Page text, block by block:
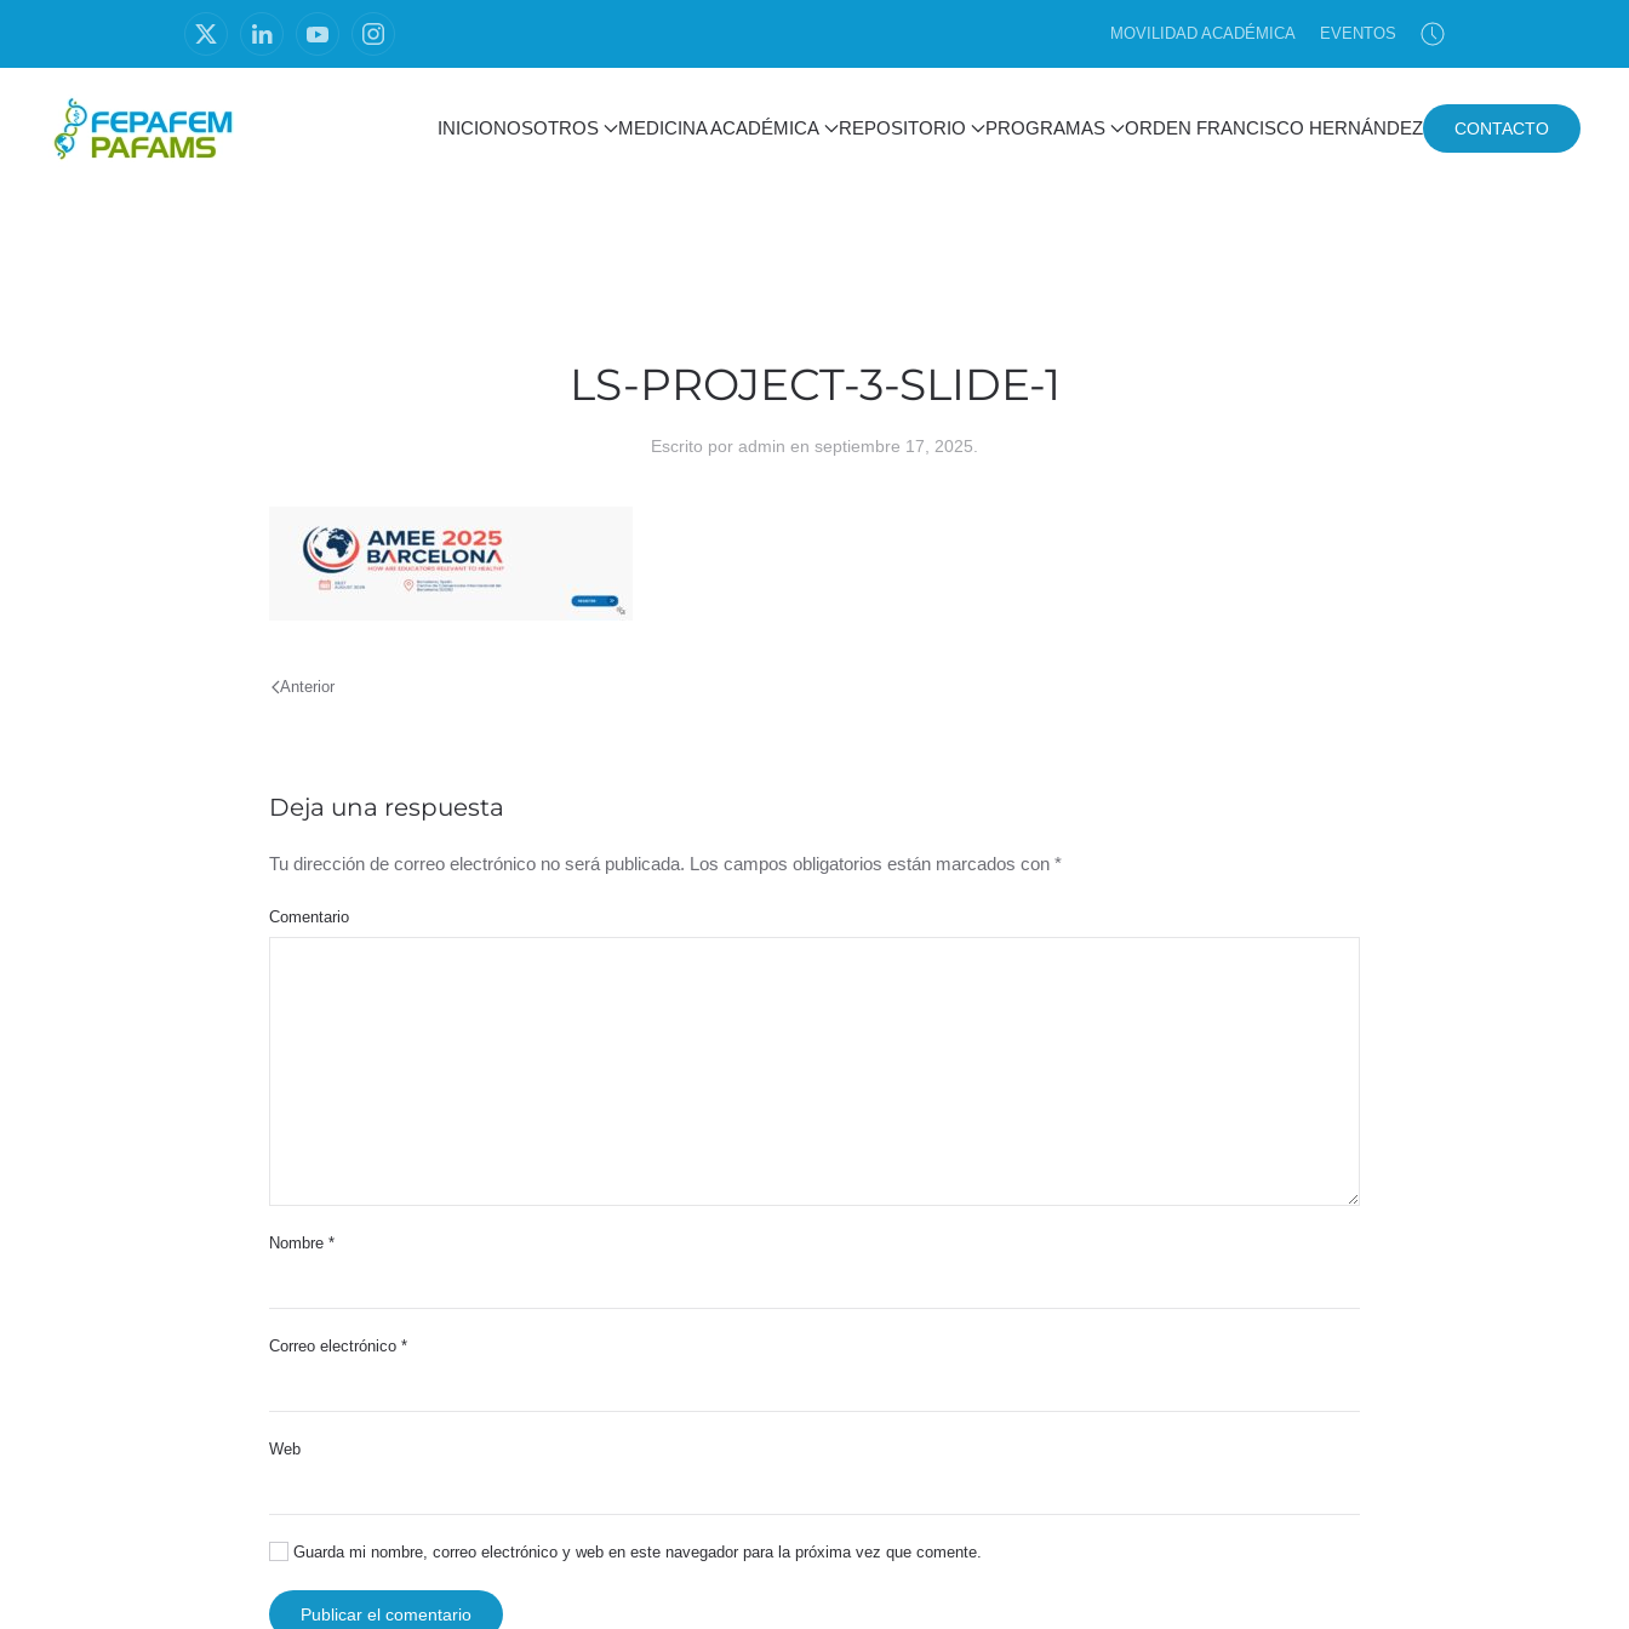
MOVILIDAD ACADÉMICA EVENTOS
INICIONOSOTROS MEDICINA ACADÉMICA REPOSITORIO PROGRAMAS ORDEN FRANCISCO HERNÁNDEZ CONTACTO
LS-PROJECT-3-SLIDE-1
Escrito por admin en septiembre 17, 2025
Anterior
Deja una respuesta
Tu dirección de correo electrónico no será publicada. Los campos obligatorios están marcados con *
Comentario
Nombre *
Correo electrónico *
Web
Guarda mi nombre, correo electrónico y web en este navegador para la próxima vez que comente.
Publicar el comentario